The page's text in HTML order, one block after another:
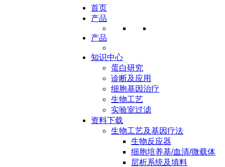
首页
产品
产品
知识中心
蛋白研究
诊断及应用
细胞基因治疗
生物工艺
实验室过滤
资料下载
生物工艺及基因疗法
生物反应器
细胞培养基/血清/微载体
层析系统及填料